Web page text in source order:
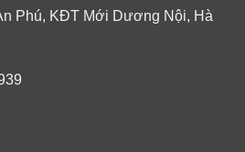
Phú, KĐT Mới Dương Nội, Hà